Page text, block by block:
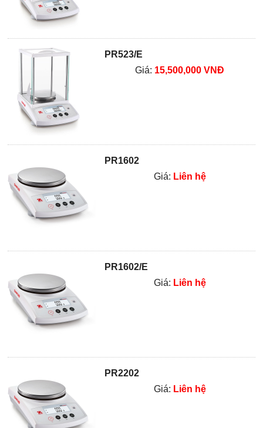
PR523/E
Giá: 15,500,000 VNĐ
PR1602
Giá: Liên hệ
PR1602/E
Giá: Liên hệ
PR2202
Giá: Liên hệ